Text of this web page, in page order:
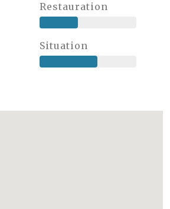
Restauration
Situation